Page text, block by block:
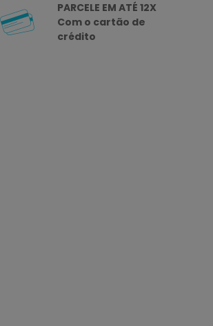
PARCELE EM ATÉ 12X
Com o cartão de
crédito